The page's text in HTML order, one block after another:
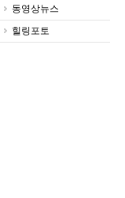
동영상뉴스
힐링포토